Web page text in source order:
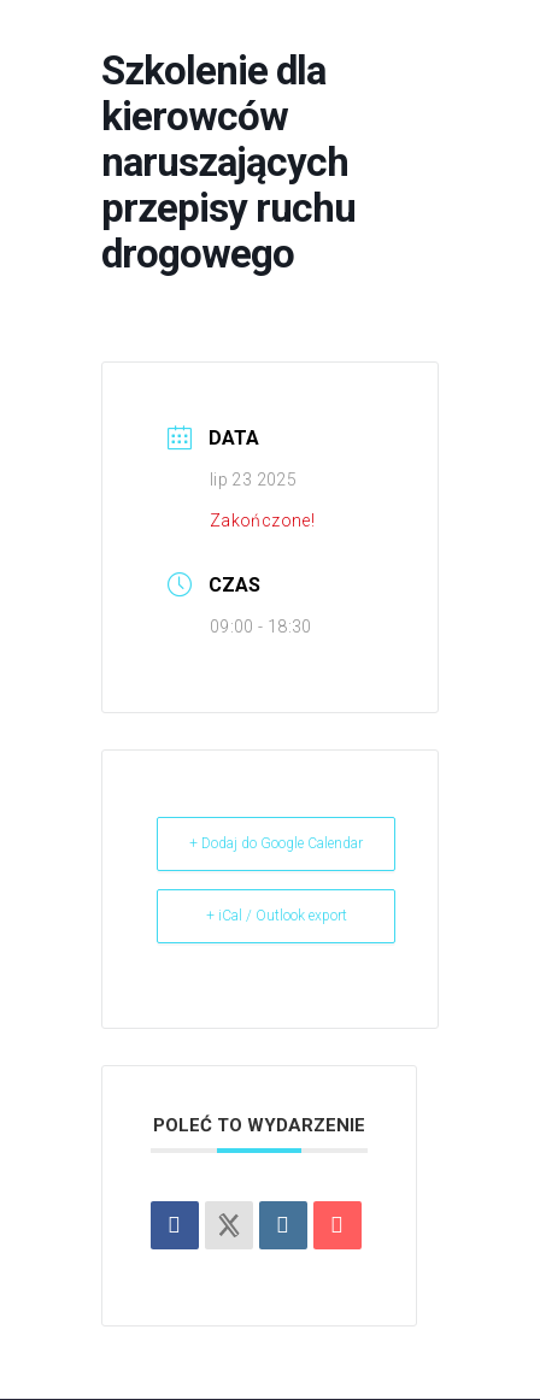
Szkolenie dla
kierowców
naruszających
przepisy ruchu
drogowego
DATA
lip 23 2025
Zakończone!
CZAS
09:00 - 18:30
+ Dodaj do Google Calendar
+ iCal / Outlook export
POLEĆ TO WYDARZENIE